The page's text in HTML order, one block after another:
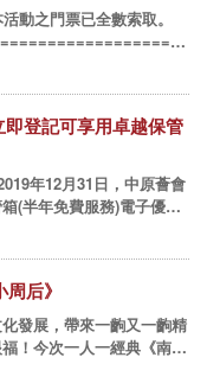
動之門票已全數索取。
CROSSING 源樂」出道
登記可享用卓越保管
年12月31日，中原薈會
(半年免費服務)電子優惠
先得，送完即止。
后》
發展，帶來一齣又一齣精
！今次一人一經典《南唐
志良、温玉瑜、阮德鏘、